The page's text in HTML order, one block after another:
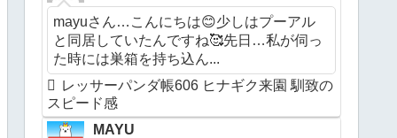
mayuさん…こんにちは😊少しはプーアル
と同居していたんですね🥰先日…私が伺っ
た時には巣箱を持ち込ん...
レッサーパンダ帳606 ヒナギク来園 馴致の
スピード感
MAYU